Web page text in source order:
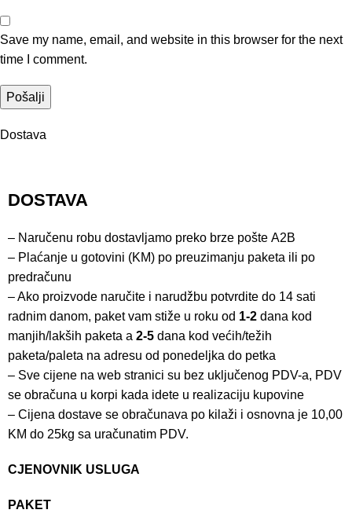
Save my name, email, and website in this browser for the next
time I comment.
Dostava
DOSTAVA
– Naručenu robu dostavljamo preko brze pošte A2B
– Plaćanje u gotovini (KM) po preuzimanju paketa ili po
predračunu
– Ako proizvode naručite i narudžbu potvrdite do 14 sati
radnim danom, paket vam stiže u roku od 1-2 dana kod
manjih/lakših paketa a 2-5 dana kod većih/težih
paketa/paleta na adresu od ponedeljka do petka
– Sve cijene na web stranici su bez uključenog PDV-a, PDV
se obračuna u korpi kada idete u realizaciju kupovine
– Cijena dostave se obračunava po kilaži i osnovna je 10,00
KM do 25kg sa uračunatim PDV.
CJENOVNIK USLUGA
PAKET